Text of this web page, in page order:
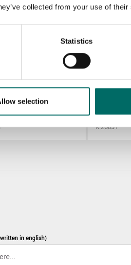
collected from your use of
Statistics
selection
7st Torx 8-30
K 26051
in english)